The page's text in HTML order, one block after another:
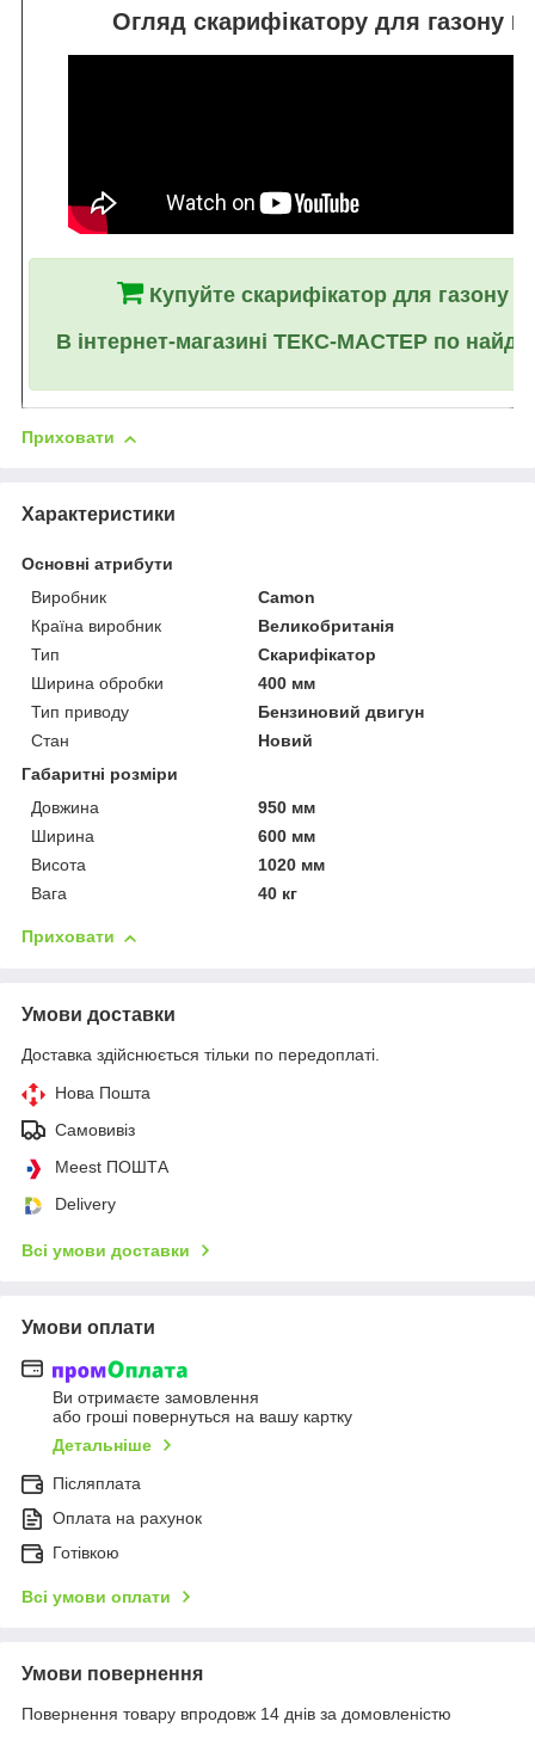
Огляд скарифікатору для газону
Купуйте скарифікатор для газону
В інтернет-магазині ТЕКС-МАСТЕР по
Приховати
Характеристики
Основні атрибути
Виробник
Camon
Країна виробник
Великобританія
Тип
Скарифікатор
Ширина обробки
400 мм
Тип приводу
Бензиновий двигун
Стан
Новий
Габаритні розміри
Довжина
950 мм
Ширина
600 мм
Висота
1020 мм
Вага
40 кг
Приховати
Умови доставки
Доставка здійснюється тільки по передоплаті.
Нова Пошта
Самовивіз
Meest ПОШТА
Delivery
Всі умови доставки
Умови оплати
Ви отримаєте замовлення
або гроші повернуться на вашу картку
Детальніше
Післяплата
Оплата на рахунок
Готівкою
Всі умови оплати
Умови повернення
Повернення товару впродовж 14 днів за домовленістю